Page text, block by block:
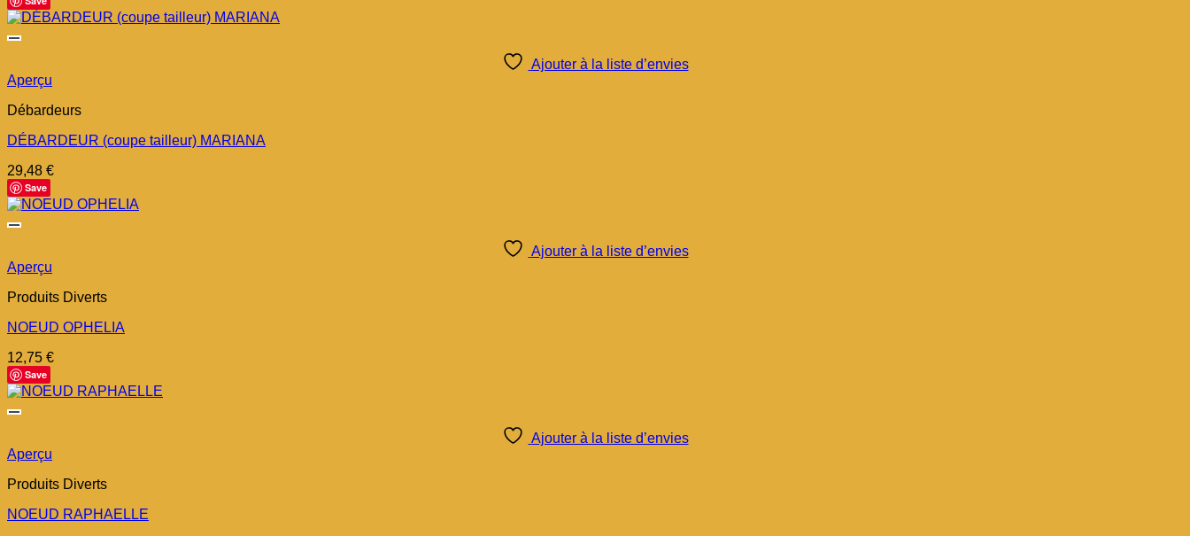
Ajouter à la liste d’envies
Aperçu
Débardeurs
DÉBARDEUR (coupe tailleur) MARIANA
29,48 €
Save
Ajouter à la liste d’envies
Aperçu
Produits Diverts
NOEUD OPHELIA
12,75 €
Save
Ajouter à la liste d’envies
Aperçu
Produits Diverts
NOEUD RAPHAELLE